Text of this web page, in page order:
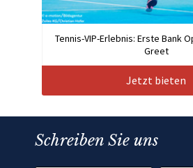
Tennis-VIP-Erlebnis: Erste Bank
Greet
Jetzt bieten
Schreiben Sie uns